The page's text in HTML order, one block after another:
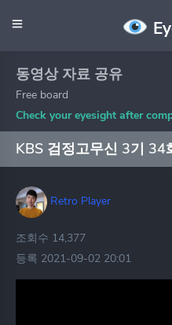
동영상 자료 공유
Free board
Check your eyesight after
KBS 검정고무신 3기 34
Retro Player
조회수 14,377
등록 2021-09-02 20:01